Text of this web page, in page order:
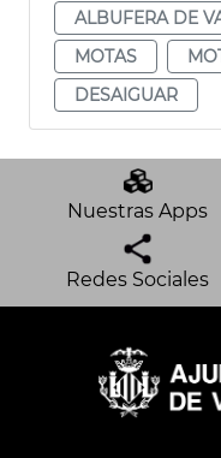
ALBUFERA DE
MOTAS
DESAIGUAR
Nuestras Apps
Redes Sociales